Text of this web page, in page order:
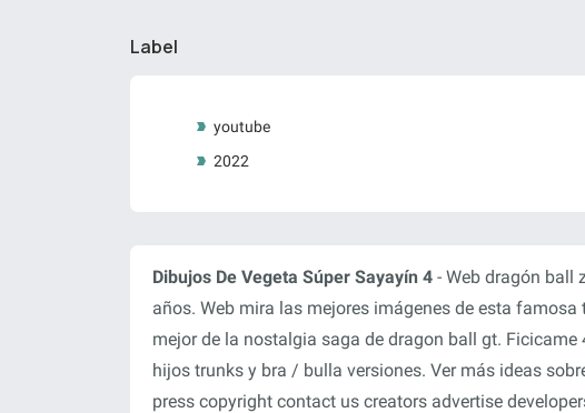
Label
youtube
2022
Dibujos De Vegeta Súper Sayayín 4 - Web dragón ball
años. Web mira las mejores imágenes de esta
mejor de la nostalgia saga de dragon ball gt.
hijos trunks y bra / bulla versiones. Ver más ideas
press copyright contact us creators advertise